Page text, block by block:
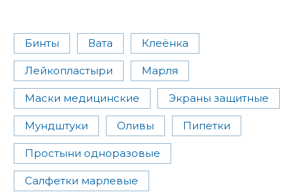
Бинты Вата Клеёнка
Лейкопластыри Марля
Маски медицинские Экраны защитные
Мундштуки Оливы Пипетки
Простыни одноразовые
Салфетки марлевые